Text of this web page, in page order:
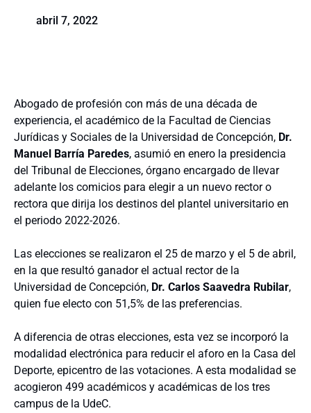
abril 7, 2022
Abogado de profesión con más de una década de
experiencia, el académico de la Facultad de Ciencias
Jurídicas y Sociales de la Universidad de Concepción, Dr.
Manuel Barría Paredes, asumió en enero la presidencia
del Tribunal de Elecciones, órgano encargado de llevar
adelante los comicios para elegir a un nuevo rector o
rectora que dirija los destinos del plantel universitario en
el periodo 2022-2026.
Las elecciones se realizaron el 25 de marzo y el 5 de abril,
en la que resultó ganador el actual rector de la
Universidad de Concepción, Dr. Carlos Saavedra Rubilar,
quien fue electo con 51,5% de las preferencias.
A diferencia de otras elecciones, esta vez se incorporó la
modalidad electrónica para reducir el aforo en la Casa del
Deporte, epicentro de las votaciones. A esta modalidad se
acogieron 499 académicos y académicas de los tres
campus de la UdeC.